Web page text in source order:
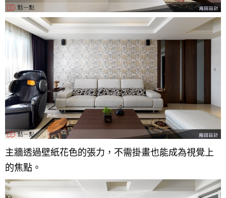
主牆透過壁紙花色的張力，不需掛畫也能成為視覺上
的焦點。